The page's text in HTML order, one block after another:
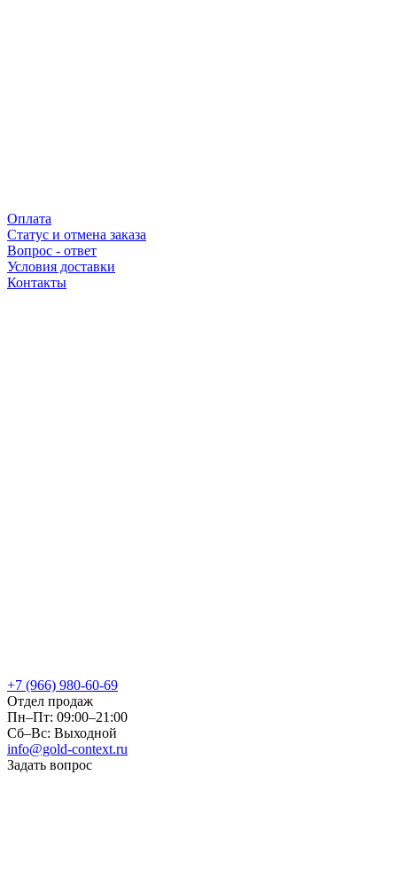
Оплата
Статус и отмена заказа
Вопрос - ответ
Условия доставки
Контакты
+7 (966) 980-60-69
Отдел продаж
Пн–Пт: 09:00–21:00
Сб–Вс: Выходной
info@gold-context.ru
Задать вопрос